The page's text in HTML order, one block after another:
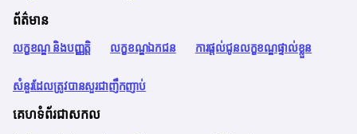
ព័ត៌មាន
លក្ខខណ្ឌ និងបញ្ញត្តិ លក្ខខណ្ឌឯកជន ការផ្តល់ជូនលក្ខខណ្ឌផ្ទាល់ខ្លួន
សំនួរដែលត្រូវបានសួរជាញឹកញាប់
គេហទំព័រជាសកល